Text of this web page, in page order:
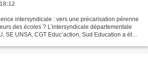
intersyndicale : vers une précarisation pérenne
des écoles ? L’intersyndicale départementale
SE UNSA, CGT Educ’action, Sud Education a été